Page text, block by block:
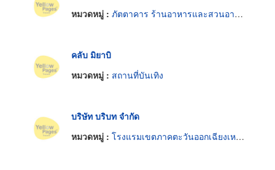
หมวดหมู่ : ภัตตาคาร ร้านอาหารและสวนอาหาร
คลับ มิยาบิ
หมวดหมู่ : สถานที่บันเทิง
บริษัท บริบท จำกัด
หมวดหมู่ : โรงแรมเขตภาคตะวันออกเฉียงเหนือ